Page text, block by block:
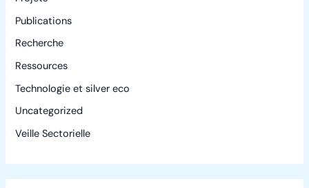
Publications
Recherche
Ressources
Technologie et silver eco
Uncategorized
Veille Sectorielle